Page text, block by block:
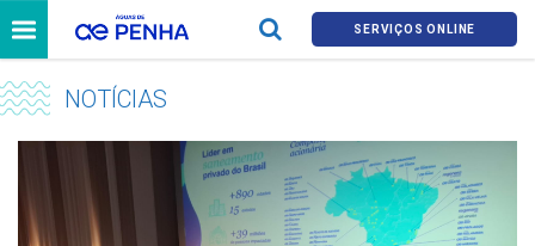
SERVIÇOS ONLINE
NOTÍCIAS